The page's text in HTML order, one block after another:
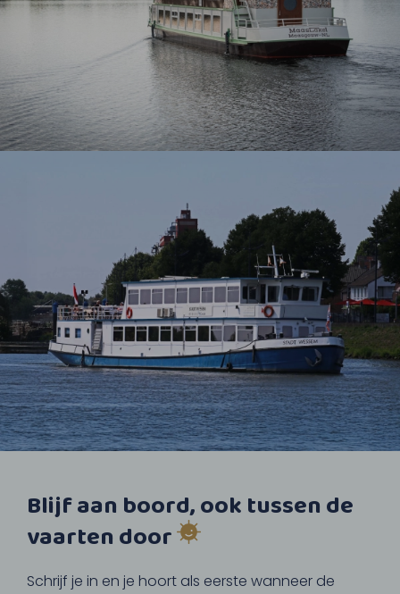
Blijf aan boord, ook tussen de
vaarten door
Schrijf je in en je hoort als eerste wanneer de